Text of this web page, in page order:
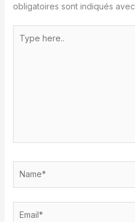
obligatoires sont indiqués avec
here..